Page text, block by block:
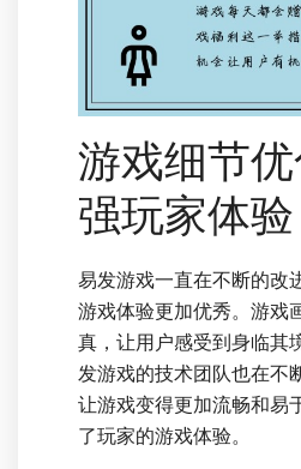
游戏细节
强玩家体验
易发游戏一直在不断的改
游戏体验更加优秀。游戏
真，让用户感受到身临其
发游戏的技术团队也在不
让游戏变得更加流畅和易
了玩家的游戏体验。